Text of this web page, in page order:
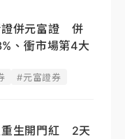
證併元富證 併
、衝市場第4大
#元富證券
重生開門紅 2天